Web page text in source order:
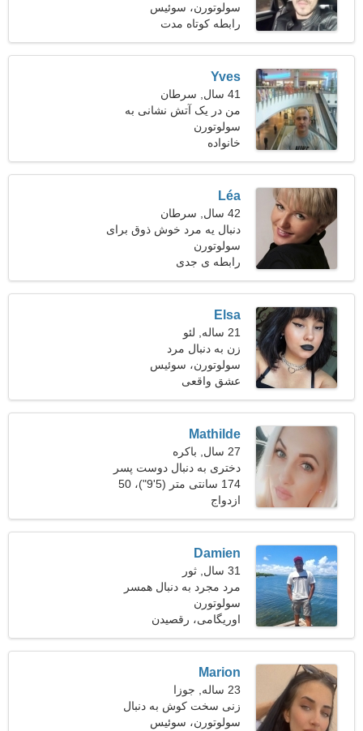
سولوتورن، سوئیس
رابطه کوتاه مدت
Yves
41 سال, سرطان
من در یک آتش نشانی به
دنبال یک زن اغواگر کار می
کنم
سولوتورن
خانواده
Léa
42 سال, سرطان
دنبال یه مرد خوش ذوق برای
رقصیدن هستم
سولوتورن
رابطه ی جدی
Elsa
21 ساله, لئو
زن به دنبال مرد
سولوتورن، سوئیس
عشق واقعی
Mathilde
27 سال, باکره
دختری به دنبال دوست پسر
174 سانتی متر (5'9")، 50
کیلوگرم (110 پوند)
ازدواج
Damien
31 سال, ثور
مرد مجرد به دنبال همسر
سولوتورن
اوریگامی، رقصیدن
Marion
23 ساله, جوزا
زنی سخت کوش به دنبال
رابطه عاشقانه است
سولوتورن، سوئیس